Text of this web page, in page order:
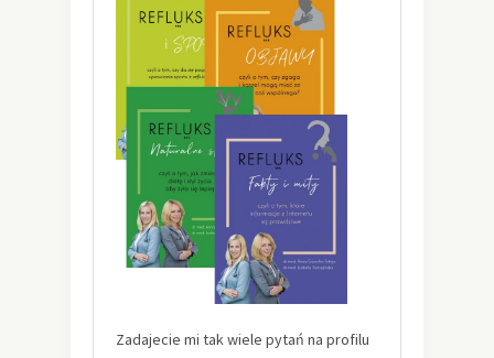
Zadajecie mi tak wiele pytań na profilu